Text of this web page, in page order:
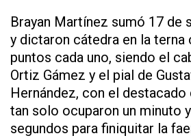
Brayan Martínez sumó 17 de
y dictaron cátedra en la terna
puntos cada uno, siendo el
Ortiz Gámez y el pial de
Hernández, con el
tan solo ocuparon un minuto
segundos para finiquitar la